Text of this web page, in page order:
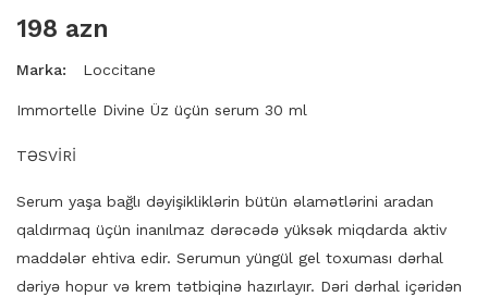
198 azn
Marka: Loccitane
Immortelle Divine Üz üçün serum 30 ml
TƏSVİRİ
Serum yaşa bağlı dəyişikliklərin bütün əlamətlərini aradan
qaldırmaq üçün inanılmaz dərəcədə yüksək miqdarda aktiv
maddələr ehtiva edir. Serumun yüngül gel toxuması dərhal
dəriyə hopur və krem ​​tətbiqinə hazırlayır. Dəri dərhal içəridən